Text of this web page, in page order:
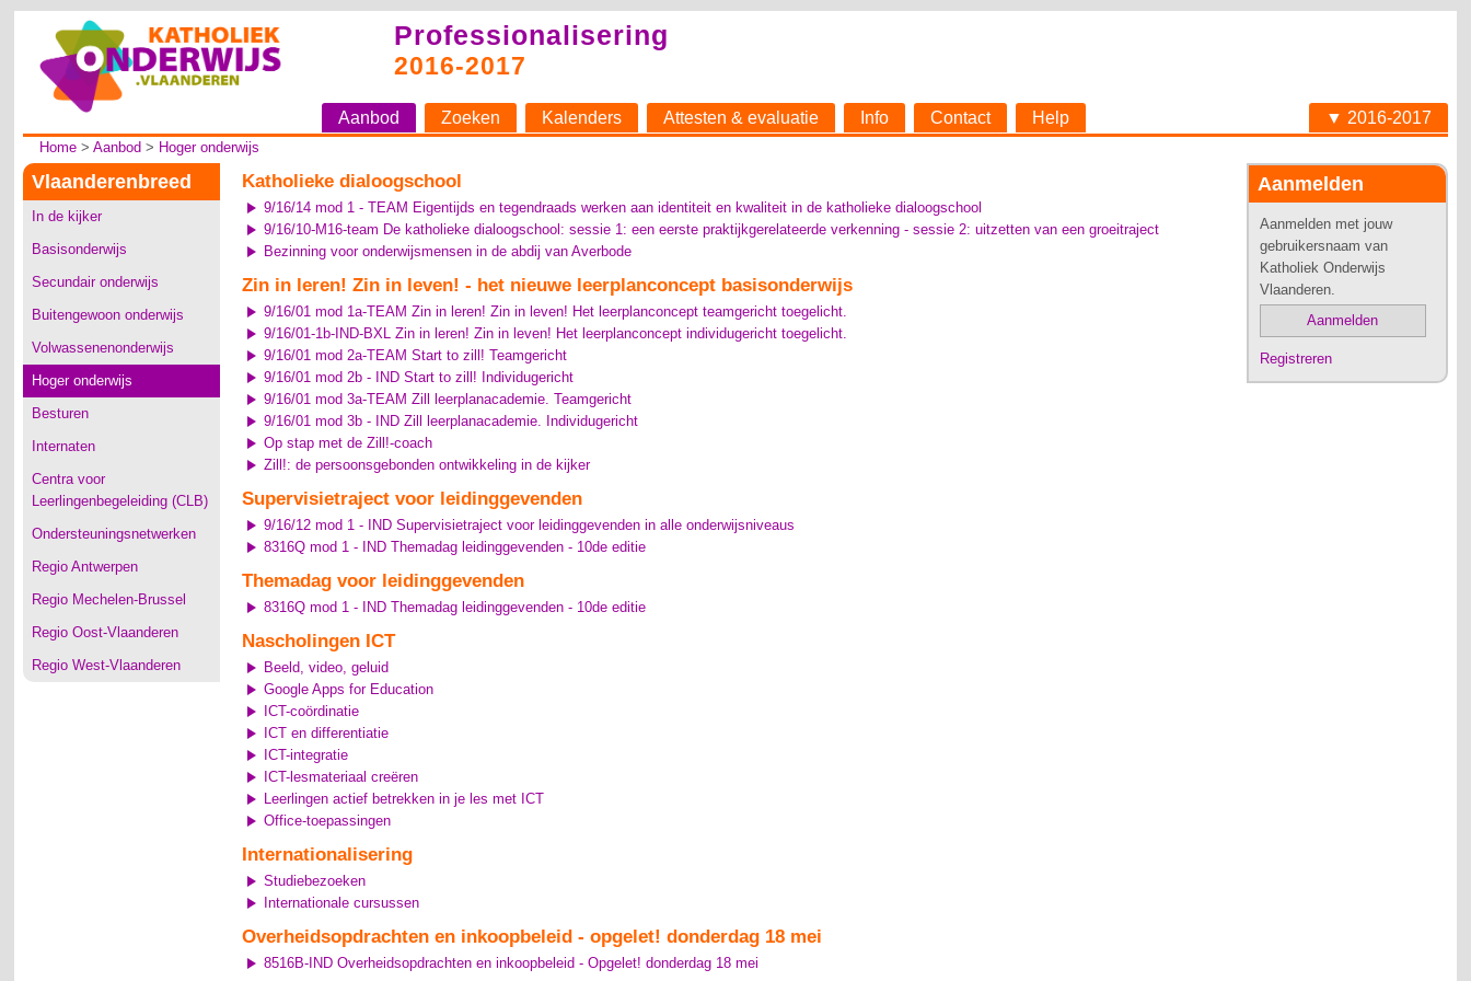
Professionalisering
2016-2017
Aanbod Zoeken Kalenders Attesten & evaluatie Info Contact Help ▼ 2016-2017
Home >Aanbod > Hoger onderwijs
Vlaanderenbreed
In de kijker
Basisonderwijs
Secundair onderwijs
Buitengewoon onderwijs
Volwassenenonderwijs
Hoger onderwijs
Besturen
Internaten
Centra voor
Leerlingenbegeleiding (CLB)
Ondersteuningsnetwerken
Regio Antwerpen
Regio Mechelen-Brussel
Regio Oost-Vlaanderen
Regio West-Vlaanderen
Aanmelden
Aanmelden met jouw
gebruikersnaam van
Katholiek Onderwijs
Vlaanderen.
Aanmelden
Registreren
Katholieke dialoogschool
9/16/14 mod 1 - TEAM Eigentijds en tegendraads werken aan identiteit en kwaliteit in de katholieke dialoogschool
9/16/10-M16-team De katholieke dialoogschool: sessie 1: een eerste praktijkgerelateerde verkenning - sessie 2: uitzetten van een groeitraject
Bezinning voor onderwijsmensen in de abdij van Averbode
Zin in leren! Zin in leven! - het nieuwe leerplanconcept basisonderwijs
9/16/01 mod 1a-TEAM Zin in leren! Zin in leven! Het leerplanconcept teamgericht toegelicht.
9/16/01-1b-IND-BXL Zin in leren! Zin in leven! Het leerplanconcept individugericht toegelicht.
9/16/01 mod 2a-TEAM Start to zill! Teamgericht
9/16/01 mod 2b - IND Start to zill! Individugericht
9/16/01 mod 3a-TEAM Zill leerplanacademie. Teamgericht
9/16/01 mod 3b - IND Zill leerplanacademie. Individugericht
Op stap met de Zill!-coach
Zill!: de persoonsgebonden ontwikkeling in de kijker
Supervisietraject voor leidinggevenden
9/16/12 mod 1 - IND Supervisietraject voor leidinggevenden in alle onderwijsniveaus
8316Q mod 1 - IND Themadag leidinggevenden - 10de editie
Themadag voor leidinggevenden
8316Q mod 1 - IND Themadag leidinggevenden - 10de editie
Nascholingen ICT
Beeld, video, geluid
Google Apps for Education
ICT-coördinatie
ICT en differentiatie
ICT-integratie
ICT-lesmateriaal creëren
Leerlingen actief betrekken in je les met ICT
Office-toepassingen
Internationalisering
Studiebezoeken
Internationale cursussen
Overheidsopdrachten en inkoopbeleid - opgelet! donderdag 18 mei
8516B-IND Overheidsopdrachten en inkoopbeleid - Opgelet! donderdag 18 mei